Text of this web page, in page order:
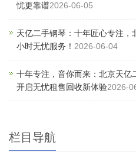
忧更靠谱2026-06-05
天亿二手钢琴：十年匠心专注
小时无忧服务！ 2026-06-04
十年专注，音你而来：北京天亿
开启无忧租售回收新体验2026-
栏目导航